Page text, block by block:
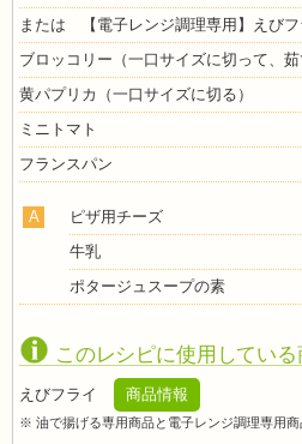
または 【電子レンジ調理専用】えびフ
ブロッコリー（一口サイズに切って、茹
黄パプリカ（一口サイズに切る）
ミニトマト
フランスパン
A ピザ用チーズ
牛乳
ポタージュスープの素
このレシピに使用している
えびフライ 商品情報
※ 油で揚げる専用商品と電子レンジ調理専用商